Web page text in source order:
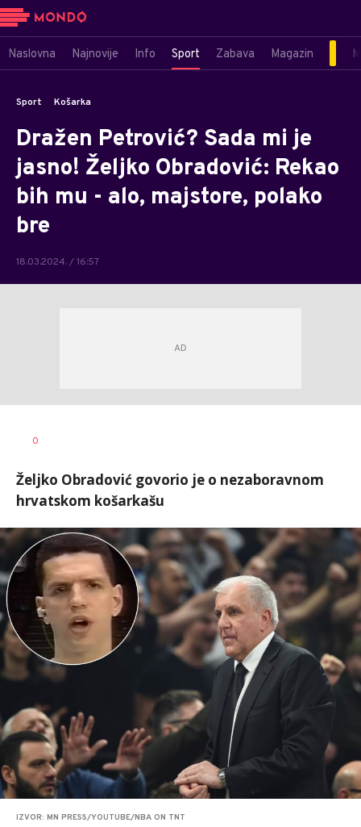
Naslovna Najnovije Info Sport Zabava Magazin
Sport Košarka
Dražen Petrović? Sada mi je
jasno! Željko Obradović: Rekao
bih mu - alo, majstore, polako
bre
18.03.2024. / 16:57
AUTOR
0
Željko Obradović govorio je o nezaboravnom
hrvatskom košarkašu
IZVOR: MN PRESS/YOUTUBE/NBA ON TNT